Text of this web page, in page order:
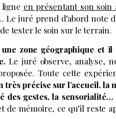
en présentant son soin
Le juré prend d’abord note
tester le soin sur le terrain.
une zone géographique et
Le juré observe, analyse,
Toute cette
très précise sur l’accueil, la
des gestes, la sensorialité…
de mémoire, ce qu’il reste